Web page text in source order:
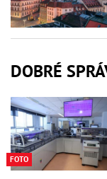
DOBRÉ
FOTO